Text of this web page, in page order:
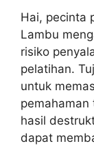
Hai, pecinta
Lambu
risiko
pelatihan.
untuk
hasil
dapat